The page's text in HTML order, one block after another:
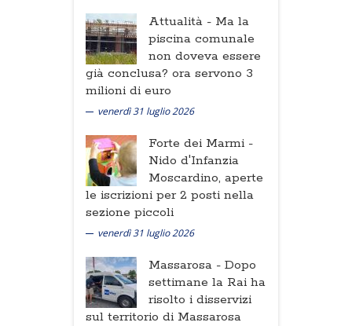
Attualità - Ma la
piscina comunale
non doveva essere
già conclusa? ora servono 3
milioni di euro
venerdì 31 luglio 2026
Forte dei Marmi -
Nido d'Infanzia
Moscardino, aperte
le iscrizioni per 2 posti nella
sezione piccoli
venerdì 31 luglio 2026
Massarosa - Dopo
settimane la Rai ha
risolto i disservizi
sul territorio di Massarosa